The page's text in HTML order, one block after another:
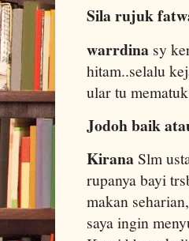
Sila rujuk
warrdina sy
hitam..selalu
ular tu
Jodoh baik
KiranaSlm
rupanya bayi
makan
saya ingin